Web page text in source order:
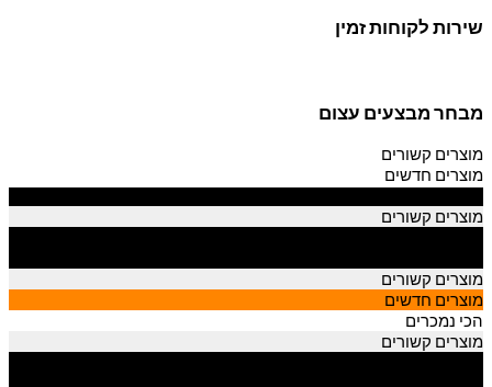
שירות לקוחות זמין
מבחר מבצעים עצום
מוצרים קשורים
מוצרים חדשים
מוצרים קשורים
מוצרים קשורים
מוצרים חדשים
הכי נמכרים
מוצרים קשורים